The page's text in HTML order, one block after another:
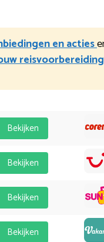
en acties
reisvoorbereiding
Bekijken
Bekijken
Bekijken
Bekijken